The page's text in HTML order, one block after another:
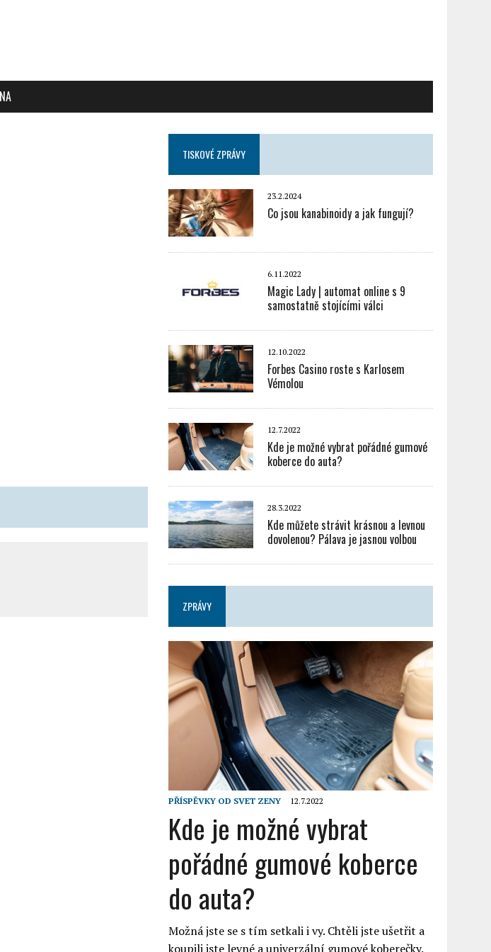
TISKOVÉ ZPRÁVY
23.2.2024
Co jsou kanabinoidy a jak fungují?
6.11.2022
Magic Lady | automat online s 9
samostatně stojícími válci
12.10.2022
Forbes Casino roste s Karlosem
Vémolou
12.7.2022
Kde je možné vybrat pořádné gumové
koberce do auta?
28.3.2022
Kde můžete strávit krásnou a levnou
dovolenou? Pálava je jasnou volbou
ZPRÁVY
PŘÍSPĚVKY OD SVET ZENY 12.7.2022
Kde je možné vybrat
pořádné gumové koberce
do auta?
Možná jste se s tím setkali i vy. Chtěli jste ušetřit a
koupili jste levné a univerzální gumové koberečky.